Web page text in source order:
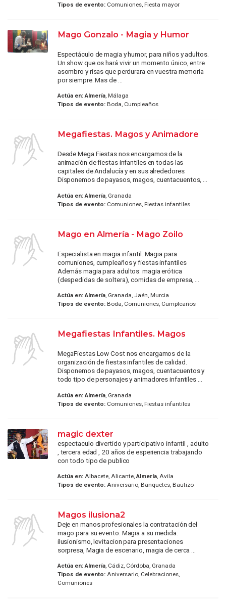
Tipos de evento:Comuniones, Fiesta mayor
Mago Gonzalo - Magia y Humor
Espectáculo de magia y humor, para niños y adultos.
Un show que os hará vivir un momento único, entre
asombro y risas que perdurara en vuestra memoria
por siempre. Mas de ...
Actúa en: Almería, Málaga
Tipos de evento:Boda, Cumpleaños
Megafiestas. Magos y Animadore
Desde Mega Fiestas nos encargamos de la
animación de fiestas infantiles en todas las
capitales de Andalucía y en sus alrededores.
Disponemos de payasos, magos, cuentacuentos, ...
Actúa en: Almería, Granada
Tipos de evento:Comuniones, Fiestas infantiles
Mago en Almería - Mago Zoilo
Especialista en magia infantil. Magia para
comuniones, cumpleaños y fiestas infantiles
Además magia para adultos: magia erótica
(despedidas de soltera), comidas de empresa, ...
Actúa en: Almería, Granada, Jaén, Murcia
Tipos de evento:Boda, Comuniones, Cumpleaños
Megafiestas Infantiles. Magos
MegaFiestas Low Cost nos encargamos de la
organización de fiestas infantiles de calidad.
Disponemos de payasos, magos, cuentacuentos y
todo tipo de personajes y animadores infantiles ...
Actúa en: Almería, Granada
Tipos de evento:Comuniones, Fiestas infantiles
magic dexter
espectaculo divertido y participativo infantil , adulto
, tercera edad , 20 años de esperiencia trabajando
con todo tipo de publico
Actúa en:Albacete, Alicante,Almería, Avila
Tipos de evento:Aniversario, Banquetes, Bautizo
Magos ilusiona2
Deje en manos profesionales la contratación del
mago para su evento. Magia a su medida:
ilusionismo, levitacion para presentaciones
sorpresa, Magia de escenario, magia de cerca ...
Actúa en: Almería, Cádiz, Córdoba, Granada
Tipos de evento:Aniversario, Celebraciones,
Comuniones